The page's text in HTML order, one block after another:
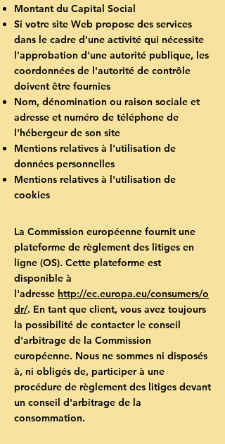
Montant du Capital Social
Si votre site Web propose des services
dans le cadre d'une activité qui nécessite
l'approbation d'une autorité publique, les
coordonnées de l'autorité de contrôle
doivent être fournies
Nom, dénomination ou raison sociale et
adresse et numéro de téléphone de
l'hébergeur de son site
Mentions relatives à l'utilisation de
données personnelles
Mentions relatives à l'utilisation de
cookies
La Commission européenne fournit une
plateforme de règlement des litiges en
ligne (OS). Cette plateforme est
disponible à
l'adresse http://ec.europa.eu/consumers/o
dr/. En tant que client, vous avez toujours
la possibilité de contacter le conseil
d'arbitrage de la Commission
européenne. Nous ne sommes ni disposés
à, ni obligés de, participer à une
procédure de règlement des litiges devant
un conseil d'arbitrage de la
consommation.